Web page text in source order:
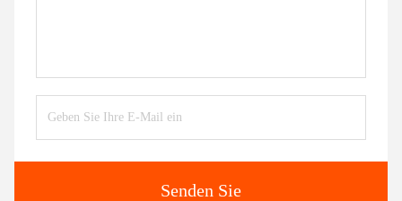
Senden Sie